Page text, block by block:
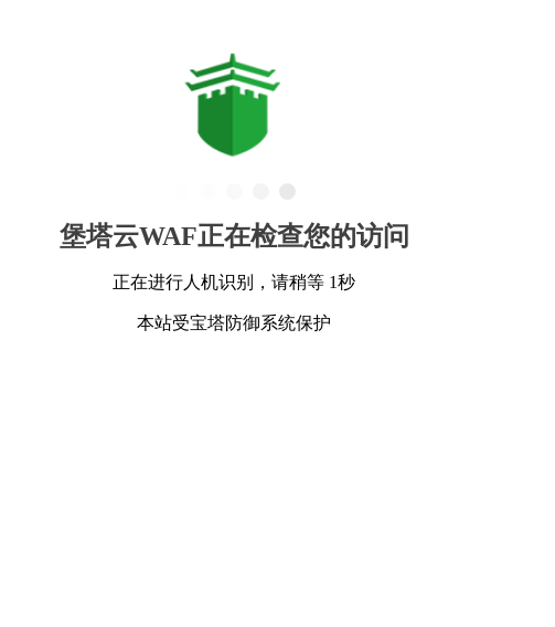
堡塔云WAF正在检查您的访问
正在进行人机识别，请稍等 1秒
本站受宝塔防御系统保护